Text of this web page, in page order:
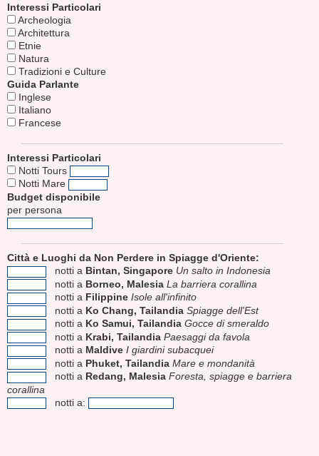
Interessi Particolari
Archeologia
Architettura
Etnie
Natura
Tradizioni e Culture
Guida Parlante
Inglese
Italiano
Francese
Interessi Particolari
Notti Tours
Notti Mare
Budget disponibile
per persona
Città e Luoghi da Non Perdere in Spiagge d'Oriente:
notti a Bintan, Singapore Un salto in Indonesia
notti a Borneo, Malesia La barriera corallina
notti a Filippine Isole all'infinito
notti a Ko Chang, Tailandia Spiagge dell'Est
notti a Ko Samui, Tailandia Gocce di smeraldo
notti a Krabi, Tailandia Paesaggi da favola
notti a Maldive I giardini subacquei
notti a Phuket, Tailandia Mare e mondanità
notti a Redang, Malesia Foresta, spiagge e barriera
corallina
notti a: